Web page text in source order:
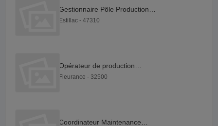
Estillac - 47310
Fleurance - 32500